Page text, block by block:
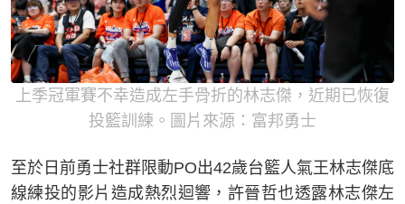
上季冠軍賽不幸造成左手骨折的林志傑，近期已恢復
投籃訓練。圖片來源：富邦勇士
至於日前勇士社群限動PO出42歲台籃人氣王林志傑底
線練投的影片造成熱烈迴響，許晉哲也透露林志傑左